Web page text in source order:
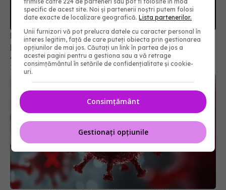
Doliu pe scena politică. Unul dintre cei mai
puternici senatori a făcut STOP CARDIAC în casă!
12 iul 2026, 09:50
SUA schimbă regulile pentru cercetările care
modifică virusurile după controversele legate de
COVID-19
specific de acest site. Noi și partenerii noștri putem folosi
date exacte de localizare geografică.Lista partenerilor.
Unii furnizori vă pot prelucra datele cu caracter personal în
interes legitim, față de care puteți obiecta prin gestionarea
opțiunilor de mai jos. Căutați un link în partea de jos a
acestei pagini pentru a gestiona sau a vă retrage
consimțământul în setările de confidențialitate și cookie-
uri.
Consimțământ
Gestionați opțiunile